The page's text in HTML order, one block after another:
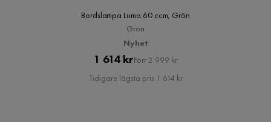
Bordslampa Luma 60 ccm, Grön
Grön
Nyhet
Pris
1 614 krOriginal
Pris
Förr 2 999 kr
Tidigare lägsta pris 1 614 kr